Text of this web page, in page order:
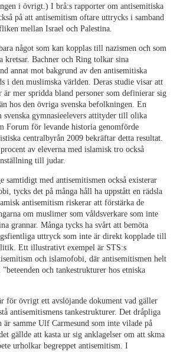
i övrigt.) I brå:s rapporter om antisemitiska
på att antisemitism oftare uttrycks i samband
mellan Israel och Palestina.
något som kan kopplas till nazismen och som
kretsar. Bachner och Ring tolkar sina
annat mot bakgrund av den antisemitiska
i den muslimska världen. Deras studie visar att
är mer spridda bland personer som definierar sig
hos den övriga svenska befolkningen. En
svenska gymnasieelevers attityder till olika
Forum för levande historia genomförde
centralbyrån 2009 bekräftar detta resultat.
av eleverna med islamisk tro också
till judar.
samtidigt med antisemitismen också existerar
tycks det på många håll ha uppstått en rädsla
antisemitism riskerar att förstärka de
om muslimer som våldsverkare som inte
grannar. Många tycks ha svårt att bemöta
uttryck som inte är direkt kopplade till
Ett illustrativt exempel är STS:s
och islamofobi, där antisemitismen helt
och tankestrukturer hos etniska
för övrigt ett avslöjande dokument vad gäller
antisemitismens tankestrukturer. Det dråpliga
är samme Ulf Carmesund som inte vilade på
gällde att kasta ur sig anklagelser om att skma
urholkar begreppet antisemitism. I